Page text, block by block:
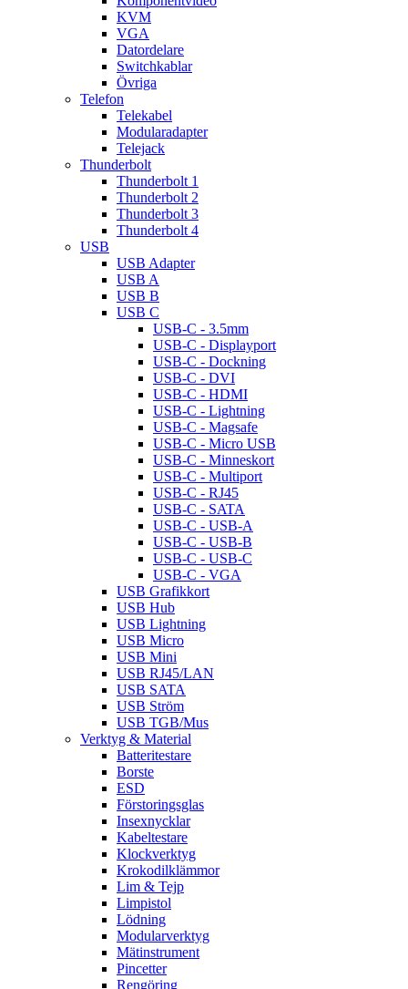
KVM
VGA
Datordelare
Switchkablar
Övriga
Telefon
Telekabel
Modularadapter
Telejack
Thunderbolt
Thunderbolt 1
Thunderbolt 2
Thunderbolt 3
Thunderbolt 4
USB
USB Adapter
USB A
USB B
USB C
USB-C - 3.5mm
USB-C - Displayport
USB-C - Dockning
USB-C - DVI
USB-C - HDMI
USB-C - Lightning
USB-C - Magsafe
USB-C - Micro USB
USB-C - Minneskort
USB-C - Multiport
USB-C - RJ45
USB-C - SATA
USB-C - USB-A
USB-C - USB-B
USB-C - USB-C
USB-C - VGA
USB Grafikkort
USB Hub
USB Lightning
USB Micro
USB Mini
USB RJ45/LAN
USB SATA
USB Ström
USB TGB/Mus
Verktyg & Material
Batteritestare
Borste
ESD
Förstoringsglas
Insexnycklar
Kabeltestare
Klockverktyg
Krokodilklämmor
Lim & Tejp
Limpistol
Lödning
Modularverktyg
Mätinstrument
Pincetter
Rengöring